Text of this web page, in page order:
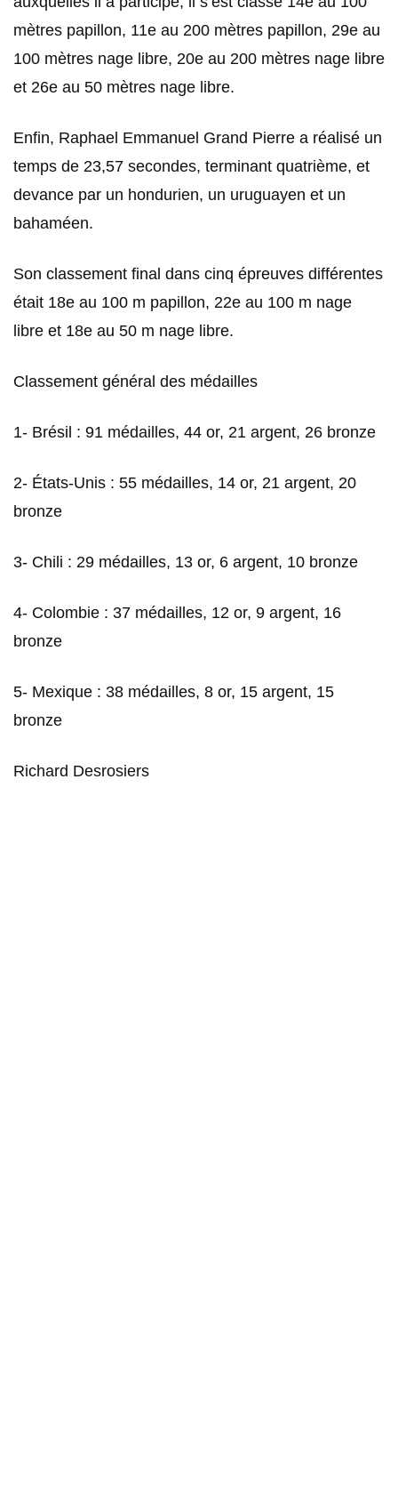
mètres papillon, 11e au 200 mètres papillon, 29e au
100 mètres nage libre, 20e au 200 mètres nage libre
et 26e au 50 mètres nage libre.
Enfin, Raphael Emmanuel Grand Pierre a réalisé un
temps de 23,57 secondes, terminant quatrième, et
devance par un hondurien, un uruguayen et un
bahaméen.
Son classement final dans cinq épreuves différentes
était 18e au 100 m papillon, 22e au 100 m nage
libre et 18e au 50 m nage libre.
Classement général des médailles
1- Brésil : 91 médailles, 44 or, 21 argent, 26 bronze
2- États-Unis : 55 médailles, 14 or, 21 argent, 20
bronze
3- Chili : 29 médailles, 13 or, 6 argent, 10 bronze
4- Colombie : 37 médailles, 12 or, 9 argent, 16
bronze
5- Mexique : 38 médailles, 8 or, 15 argent, 15
bronze
Richard Desrosiers